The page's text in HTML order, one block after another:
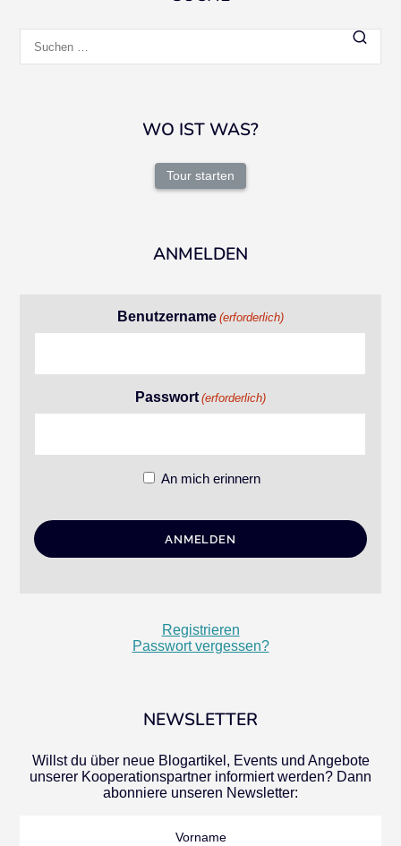
nach:
WO IST WAS?
Tour starten
ANMELDEN
Benutzername (erforderlich)
Passwort (erforderlich)
An mich erinnern
Registrieren
Passwort vergessen?
NEWSLETTER
Willst du über neue Blogartikel, Events und Angebote
unserer Kooperationspartner informiert werden? Dann
abonniere unseren Newsletter:
Vorname